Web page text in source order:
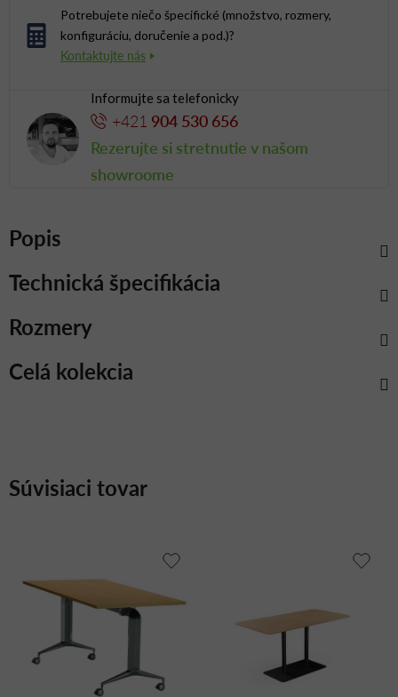
Potrebujete niečo špecifické (množstvo, rozmery,
konfiguráciu, doručenie a pod.)?
Informujte sa telefonicky
+421 904 530 656
Rezerujte si stretnutie v našom
showroome
Popis
Celá kolekcia
Rozmery
Technická špecifikácia
Súvisiaci tovar